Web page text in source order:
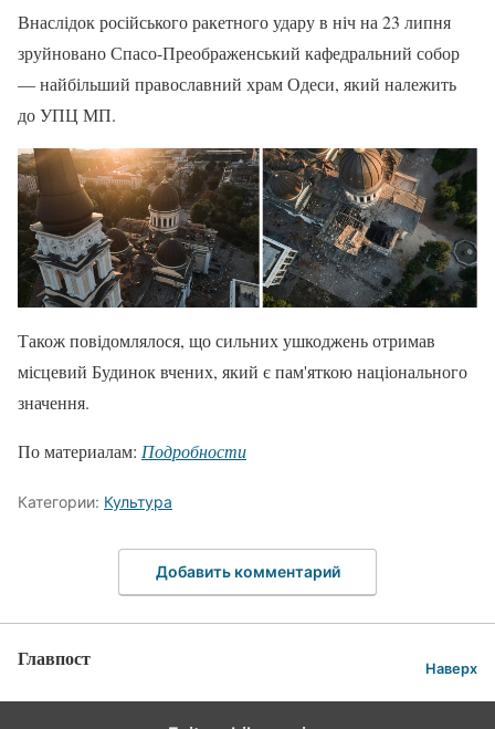
Внаслідок російського ракетного удару в ніч на 23 липня
зруйновано Спасо-Преображенський кафедральний собор
— найбільший православний храм Одеси, який належить
до УПЦ МП.
Також повідомлялося, що сильних ушкоджень отримав
місцевий Будинок вчених, який є пам'яткою національного
значення.
По материалам: Подробности
Категории: Культура
Добавить комментарий
Главпост Наверх